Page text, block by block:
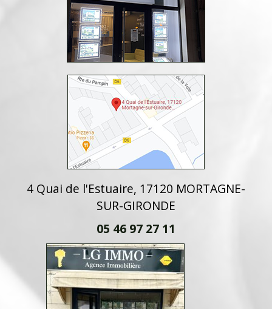
4 Quai de l'Estuaire, 17120 MORTAGNE-
SUR-GIRONDE
05 46 97 27 11